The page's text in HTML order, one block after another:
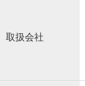
取扱会社